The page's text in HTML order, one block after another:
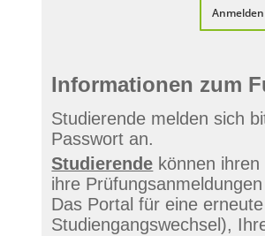
Informationen zum
Studierende melden sich
Passwort an.
Studierende können
ihre
Das Portal für eine
Studiengangswechsel),